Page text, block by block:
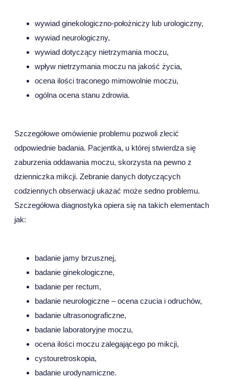
wywiad ginekologiczno-położniczy lub urologiczny,
wywiad neurologiczny,
wywiad dotyczący nietrzymania moczu,
wpływ nietrzymania moczu na jakość życia,
ocena ilości traconego mimowolnie moczu,
ogólna ocena stanu zdrowia.
Szczegółowe omówienie problemu pozwoli zlecić
odpowiednie badania. Pacjentka, u której stwierdza się
zaburzenia oddawania moczu, skorzysta na pewno z
dzienniczka mikcji. Zebranie danych dotyczących
codziennych obserwacji ukazać może sedno problemu.
Szczegółowa diagnostyka opiera się na takich elementach
jak:
badanie jamy brzusznej,
badanie ginekologiczne,
badanie per rectum,
badanie neurologiczne – ocena czucia i odruchów,
badanie ultrasonograficzne,
badanie laboratoryjne moczu,
ocena ilości moczu zalegającego po mikcji,
cystouretroskopia,
badanie urodynamiczne.